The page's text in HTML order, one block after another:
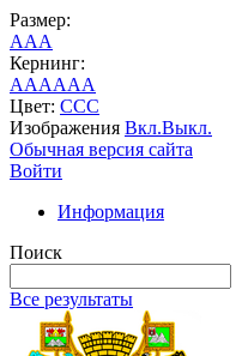
Размер:
AAA
Кернинг:
AAAAAA
Цвет: CCC
Изображения Вкл.Выкл.
Обычная версия сайта
Войти
Информация
Поиск
Все результаты